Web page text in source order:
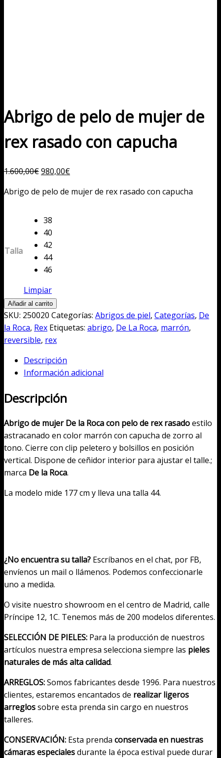
Abrigo de pelo de mujer de
rex rasado con capucha
1.600,00€El
original
1.600,00€.
980,00€El
actual
Abrigo de pelo de mujer de rex rasado con capucha
Talla
38
40
42
44
46
Limpiar
Abrigo
de
pelo
de
rex
con
cantidad
Añadir al carrito
SKU: 250020 Categorías: Abrigos de piel, Categorías, De
la Roca, Rex Etiquetas: abrigo, De La Roca, marrón,
reversible, rex
Descripción
Información adicional
Descripción
Abrigo de mujer De la Roca con pelo de rex rasadoestilo
astracanado en color marrón con capucha de zorro al
tono. Cierre con clip peletero y bolsillos en posición
vertical. Dispone de ceñidor interior para ajustar el talle.;
marca De la Roca.
La modelo mide 177 cm y lleva una talla 44.
¿No encuentra su talla? Escríbanos en el chat, por FB,
envíenos un mail o llámenos. Podemos confeccionarle
uno a medida.
O visite nuestro showroom en el centro de Madrid, calle
Príncipe 12, 1C. Tenemos más de 200 modelos diferentes.
SELECCIÓN DE PIELES: Para la producción de nuestros
artículos nuestra empresa selecciona siempre las pieles
naturales de más alta calidad.
ARREGLOS:Somos fabricantes desde 1996. Para nuestros
clientes, estaremos encantados de realizar ligeros
arreglossobre esta prenda sin cargo en nuestros
talleres.
CONSERVACIÓN: Esta prenda conservada en nuestras
cámaras especialesdurante la época estival puede durar